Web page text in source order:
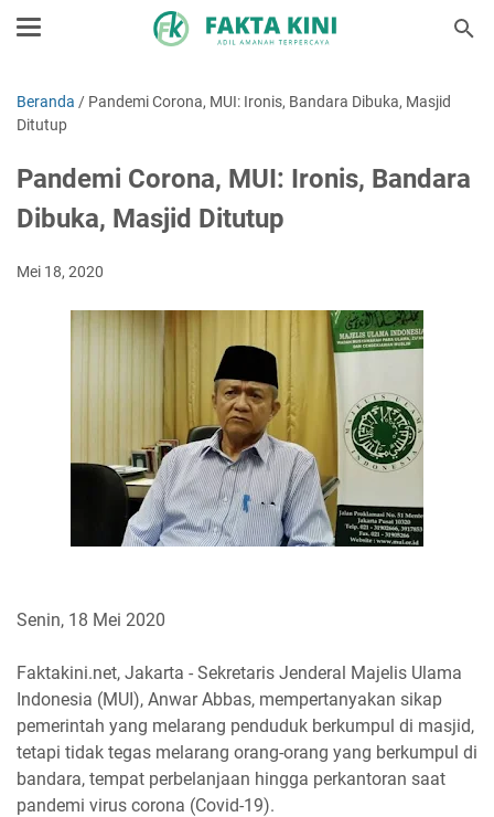
Beranda / Pandemi Corona, MUI: Ironis, Bandara Dibuka, Masjid
Ditutup
Pandemi Corona, MUI: Ironis, Bandara
Dibuka, Masjid Ditutup
Mei 18, 2020
Senin, 18 Mei 2020
Faktakini.net, Jakarta - Sekretaris Jenderal Majelis Ulama
Indonesia (MUI), Anwar Abbas, mempertanyakan sikap
pemerintah yang melarang penduduk berkumpul di masjid,
tetapi tidak tegas melarang orang-orang yang berkumpul di
bandara, tempat perbelanjaan hingga perkantoran saat
pandemi virus corona (Covid-19).